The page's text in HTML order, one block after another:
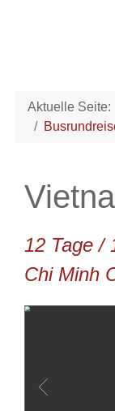
Aktuelle Seite:
12 Tage /
Chi Minh